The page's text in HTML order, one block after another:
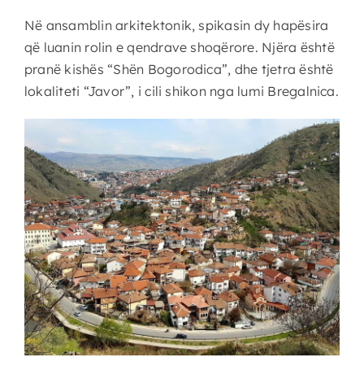
Në ansamblin arkitektonik, spikasin dy hapësira
që luanin rolin e qendrave shoqërore. Njëra është
pranë kishës “Shën Bogorodica”, dhe tjetra është
lokaliteti “Javor”, i cili shikon nga lumi Bregalnica.